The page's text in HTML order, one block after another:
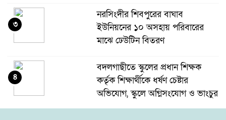
নরসিংদীর শিবপুরের বাঘাব
ইউনিয়নের ১০ অসহায় পরিবারের
মাঝে ঢেউটিন বিতরণ
৩
বদলগাছীতে স্কুলের প্রধান শিক্ষক
কর্তৃক শিক্ষার্থীকে ধর্ষণ চেষ্টার
অভিযোগ, স্কুলে অগ্নিসংযোগ ও ভাংচুর
৪